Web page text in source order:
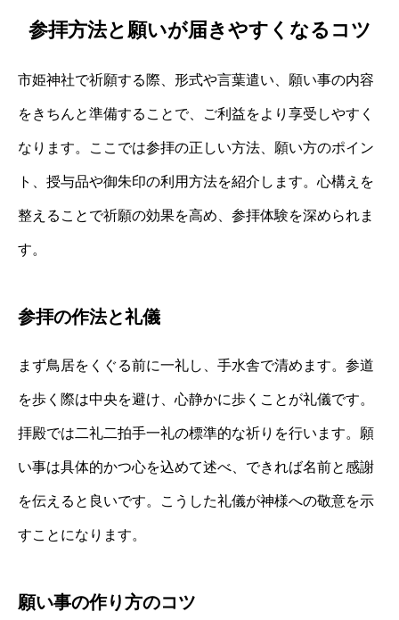
参拝方法と願いが届きやすくなるコツ
市姫神社で祈願する際、形式や言葉遣い、願い事の内容
をきちんと準備することで、ご利益をより享受しやすく
なります。ここでは参拝の正しい方法、願い方のポイン
ト、授与品や御朱印の利用方法を紹介します。心構えを
整えることで祈願の効果を高め、参拝体験を深められま
す。
参拝の作法と礼儀
まず鳥居をくぐる前に一礼し、手水舎で清めます。参道
を歩く際は中央を避け、心静かに歩くことが礼儀です。
拝殿では二礼二拍手一礼の標準的な祈りを行います。願
い事は具体的かつ心を込めて述べ、できれば名前と感謝
を伝えると良いです。こうした礼儀が神様への敬意を示
すことになります。
願い事の作り方のコツ